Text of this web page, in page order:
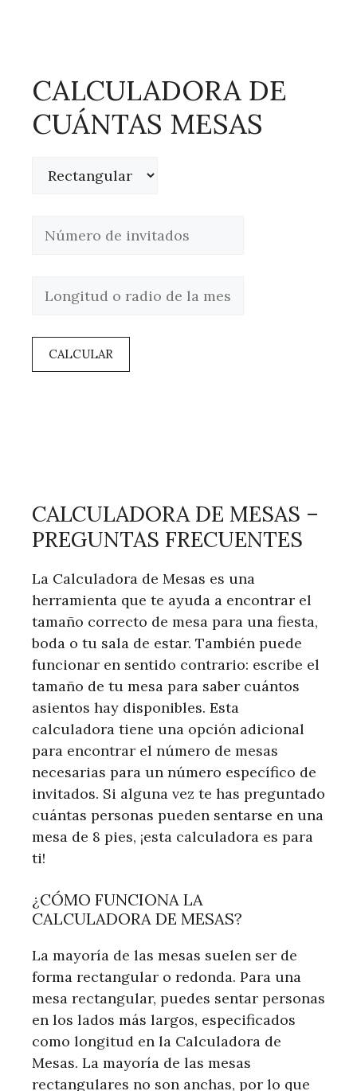
CALCULADORA DE
CUÁNTAS MESAS
CALCULAR
CALCULADORA DE MESAS –
PREGUNTAS FRECUENTES
La Calculadora de Mesas es una
herramienta que te ayuda a encontrar el
tamaño correcto de mesa para una fiesta,
boda o tu sala de estar. También puede
funcionar en sentido contrario: escribe el
tamaño de tu mesa para saber cuántos
asientos hay disponibles. Esta
calculadora tiene una opción adicional
para encontrar el número de mesas
necesarias para un número específico de
invitados. Si alguna vez te has preguntado
cuántas personas pueden sentarse en una
mesa de 8 pies, ¡esta calculadora es para
ti!
¿CÓMO FUNCIONA LA
CALCULADORA DE MESAS?
La mayoría de las mesas suelen ser de
forma rectangular o redonda. Para una
mesa rectangular, puedes sentar personas
en los lados más largos, especificados
como longitud en la Calculadora de
Mesas. La mayoría de las mesas
rectangulares no son anchas, por lo que